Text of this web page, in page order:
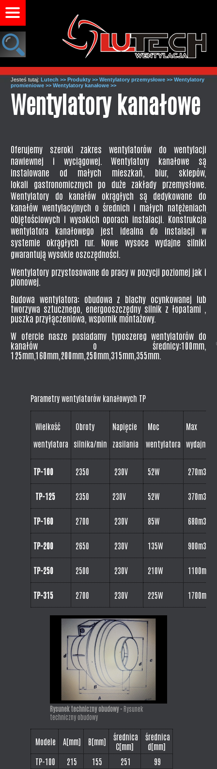
Jesteś tutaj:Lutech >> Produkty >> Wentylatory przemysłowe >> Wentylatory
promieniowe >> Wentylatory kanałowe >>
Wentylatory kanałowe
Oferujemy szeroki zakres wentylatorów do wentylacji
nawiewnej i wyciągowej. Wentylatory kanałowe są
instalowane od małych mieszkań, biur, sklepów,
lokali gastronomicznych po duże zakłady przemysłowe.
Wentylatory do kanałów okrągłych są dedykowane do
kanałów wentylacyjnych o średnich i małych natężeniach
objętościowych i wysokich oporach instalacji. Konstrukcja
wentylatora kanałowego jest idealna do instalacji w
systemie okrągłych rur. Nowe wysoce wydajne silniki
gwarantują wysokie oszczędności.
Wentylatory przystosowane do pracy w pozycji poziomej jak i
pionowej.
Budowa wentylatora: obudowa z blachy ocynkowanej lub
tworzywa sztucznego, energooszczędny silnik z łopatami ,
puszka przyłączeniowa, wspornik montażowy.
W ofercie nasze posiadamy typoszereg wentylatorów do
kanałów o średnicy:100mm,
125mm,160mm,200mm,250mm,315mm,355mm.
Parametry wentylatorów kanałowych TP
Wielkość
wentylatora
Obroty
silnika/min
Napięcie
zasilania
Moc
wentylatora
Max
wydajność
TP-100 2350 230V 52W 270m3h
TP-125 2350 230V 52W 370m3h
TP-160 2700 230V 85W 680m3h
TP-200 2650 230V 135W 900m3h
TP-250 2500 230V 210W 1100m3h
TP-315 2700 230V 225W 1700m3h
Rysunek techniczny obudowy - Rysunek
techniczny obudowy
Modele A[mm] B[mm]
średnica
C[mm]
średnica
d[mm]
TP-100
215 155 251
99